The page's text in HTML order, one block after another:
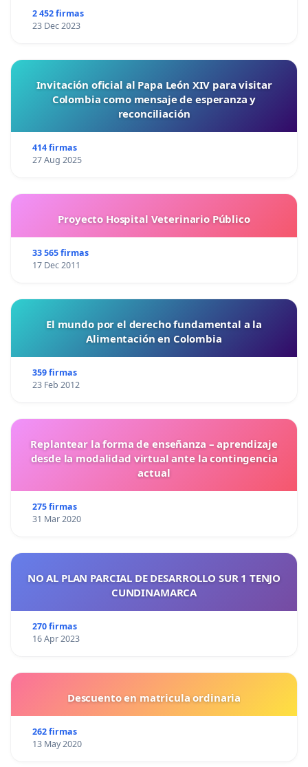
2 452 firmas
23 Dec 2023
Invitación oficial al Papa León XIV para visitar
Colombia como mensaje de esperanza y
reconciliación
414 firmas
27 Aug 2025
Proyecto Hospital Veterinario Público
33 565 firmas
17 Dec 2011
El mundo por el derecho fundamental a la
Alimentación en Colombia
359 firmas
23 Feb 2012
Replantear la forma de enseñanza – aprendizaje
desde la modalidad virtual ante la contingencia
actual
275 firmas
31 Mar 2020
NO AL PLAN PARCIAL DE DESARROLLO SUR 1 TENJO
CUNDINAMARCA
270 firmas
16 Apr 2023
Descuento en matricula ordinaria
262 firmas
13 May 2020